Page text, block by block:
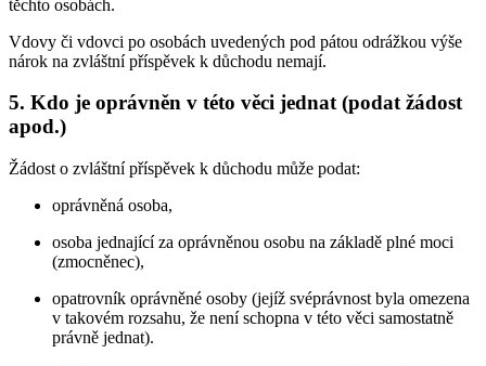
těchto osobách.
Vdovy či vdovci po osobách uvedených pod pátou odrážkou výše
nárok na zvláštní příspěvek k důchodu nemají.
5. Kdo je oprávněn v této věci jednat (podat žádost
apod.)
Žádost o zvláštní příspěvek k důchodu může podat:
oprávněná osoba,
osoba jednající za oprávněnou osobu na základě plné moci
(zmocněnec),
opatrovník oprávněné osoby (jejíž svéprávnost byla omezena
v takovém rozsahu, že není schopna v této věci samostatně
právně jednat).